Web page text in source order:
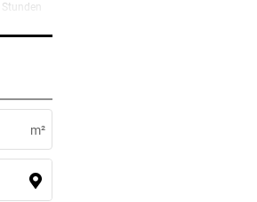
Stunden
m²